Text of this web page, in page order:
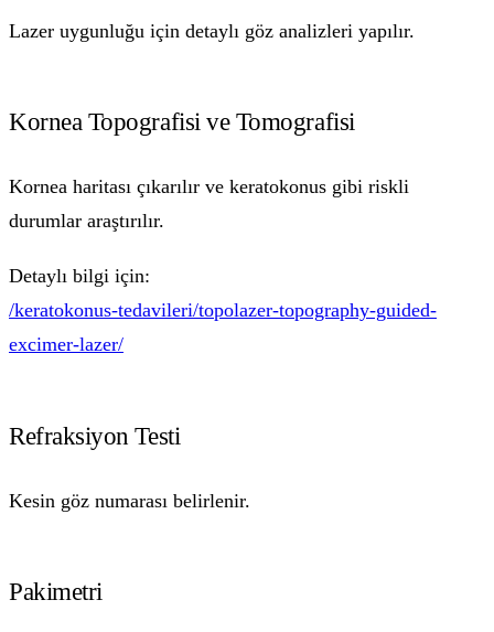
Lazer uygunluğu için detaylı göz analizleri yapılır.
Kornea Topografisi ve Tomografisi
Kornea haritası çıkarılır ve keratokonus gibi riskli
durumlar araştırılır.
Detaylı bilgi için:
/keratokonus-tedavileri/topolazer-topography-guided-
excimer-lazer/
Refraksiyon Testi
Kesin göz numarası belirlenir.
Pakimetri